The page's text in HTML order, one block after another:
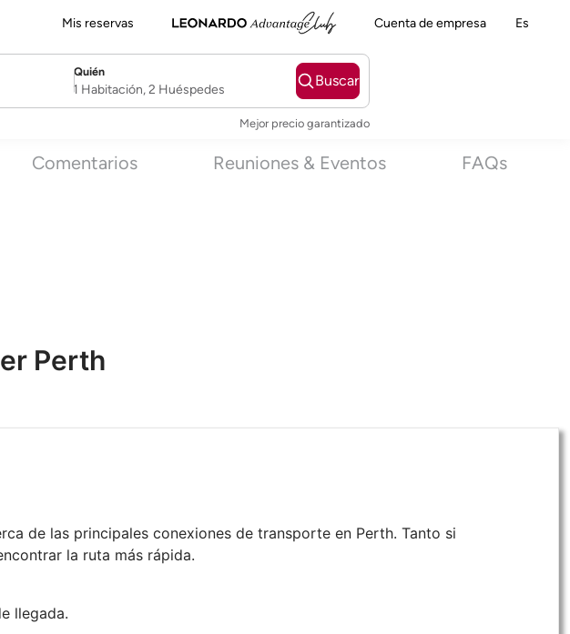
Mis reservas Cuenta de empresa Es
Quién
Username
1 Habitación, 2 Huéspedes
Buscar
Mejor precio garantizado
Comentarios Reuniones & Eventos FAQs
Perth
de las principales conexiones de transporte en Perth. Tanto si
la ruta más rápida.
llegada.